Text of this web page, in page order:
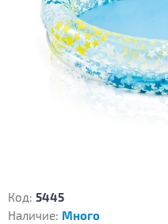
Код: 5445
Наличие: Много